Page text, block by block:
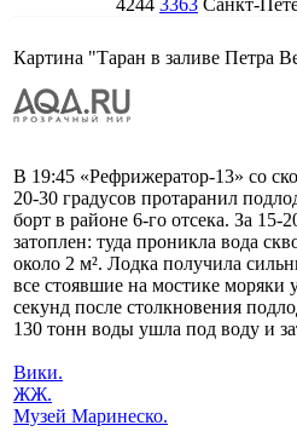
Картина "Таран в заливе Петра
В 19:45 «Рефрижератор-13» со
20-30 градусов протаранил
борт в районе 6-го отсека. За 15-
затоплен: туда проникла вода
около 2 м². Лодка получила
все стоявшие на мостике моряки
секунд после столкновения
130 тонн воды ушла под воду и
Вики.
ЖЖ.
Музей Маринеско.